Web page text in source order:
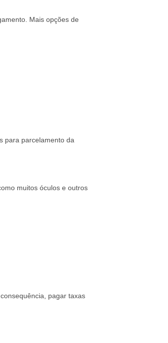
Mais opções de
para parcelamento da
muitos óculos e outros
pagar taxas